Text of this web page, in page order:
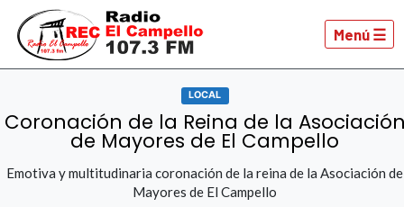
Menú ☰
LOCAL
Coronación de la Reina de la
de Mayores de El Campello
Emotiva y multitudinaria coronación de la reina de la Asociación de
Mayores de El Campello